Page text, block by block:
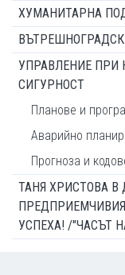
ХУМАНИТАРНА
УПРАВЛЕНИЕ ПРИ
СИГУРНОСТ
Планове и
Аварийно
Прогноза и
ТАНЯ ХРИСТОВА В
УСПЕХА! /"ЧАСЪТ